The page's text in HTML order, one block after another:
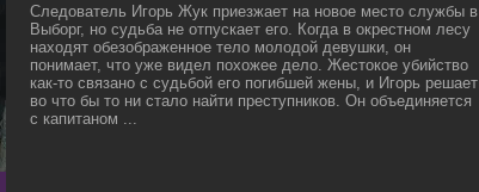
Следователь Игорь Жук приезжает на новое место службы в
Выборг, но судьба не отпускает его. Когда в окрестном лесу
находят обезображенное тело молодой девушки, он
понимает, что уже видел похожее дело. Жестокое убийство
как-то связано с судьбой его погибшей жены, и Игорь решает
во что бы то ни стало найти преступников. Он объединяется
с капитаном ...